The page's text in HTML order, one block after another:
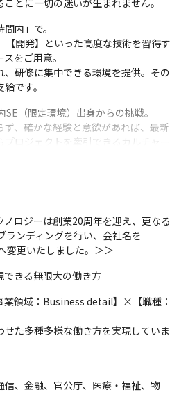
とに一切の迷いが生まれません。
内」で。
【開発】といった高度な技術を習得す
をご用意。
研修に集中できる環境を提供。その
です。
（限定環境）出身からの挑戦。
、確かな経験と意欲があれば、最新
ロジェクトを牽引できるカルチャー
」を務めてきた50代のベテラン技術
し、現在は大手クライアント先に
をフルに活かした「大規模クラウド
ェクト」を現場トップとして牽引して
ロジーは創業20周年を迎え、更なる
ランディングを行い、会社名を
変更いたしました。＞＞
きる無限大の働き方
業領域：Business detail】×【職種：
た多種多様な働き方を実現していま
、金融、官公庁、医療・福祉、物